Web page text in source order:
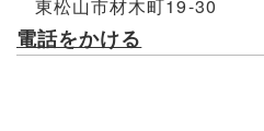
東松山市材木町19-30
電話をかける